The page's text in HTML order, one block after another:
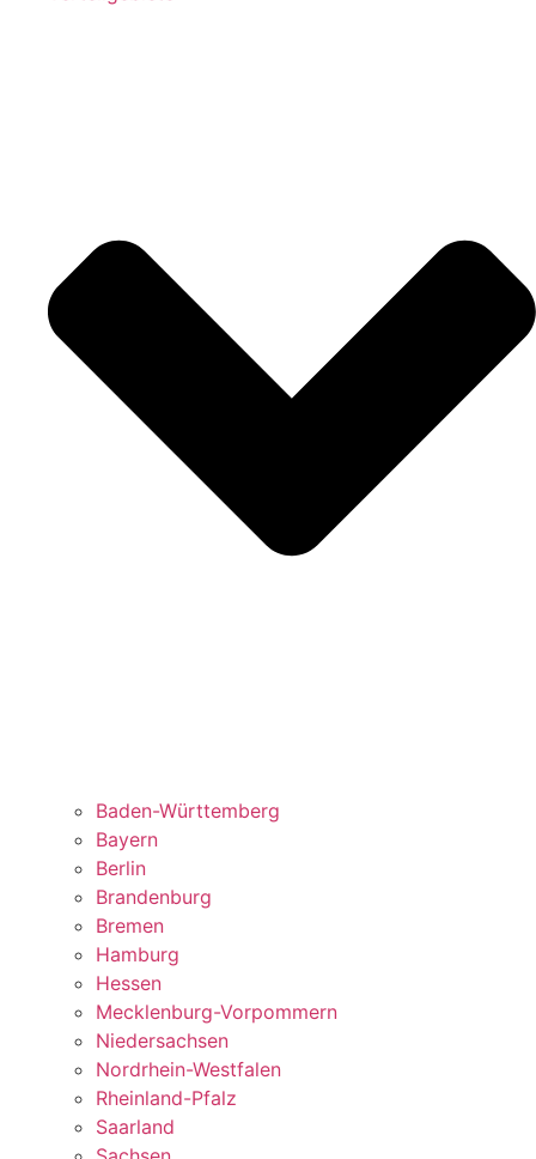
Baden-Württemberg
Bayern
Berlin
Brandenburg
Bremen
Hamburg
Hessen
Mecklenburg-Vorpommern
Niedersachsen
Nordrhein-Westfalen
Rheinland-Pfalz
Saarland